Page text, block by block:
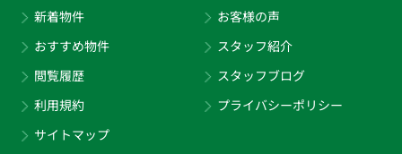
新着物件
おすすめ物件
閲覧履歴
利用規約
サイトマップ
お客様の声
スタッフ紹介
スタッフブログ
プライバシーポリシー